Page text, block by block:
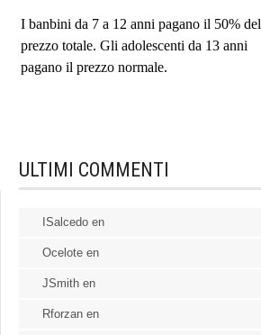
I banbini da 7 a 12 anni pagano il 50% del
prezzo totale. Gli adolescenti da 13 anni
pagano il prezzo normale.
ULTIMI COMMENTI
ISalcedo en
Ocelote en
JSmith en
Rforzan en